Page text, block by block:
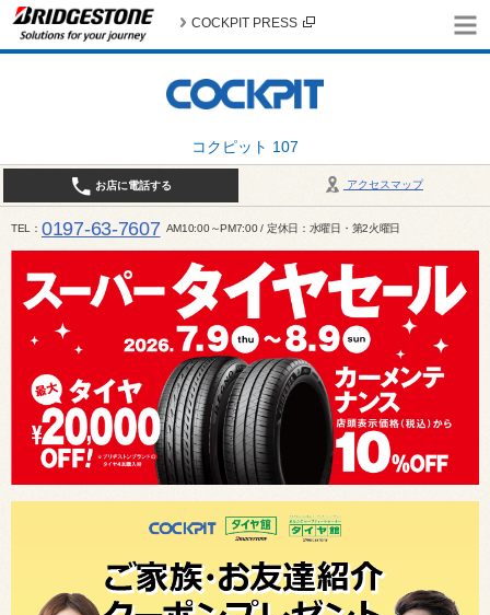
コクピット 107
COCKPIT PRESS
アクセスマップ
お店に電話する
TEL 0197-63-7607 AM10:00～PM7:00 / 定休日：水曜日・第2火曜日